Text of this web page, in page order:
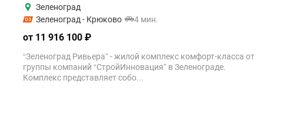
Зеленоград
Зеленоград - Крюково
4 мин.
от 11 916 100 ₽
“Зеленоград Ривьера” - жилой комплекс комфорт-класса от
группы компаний “СтройИнновация” в Зеленограде.
Комплекс представляет собо...